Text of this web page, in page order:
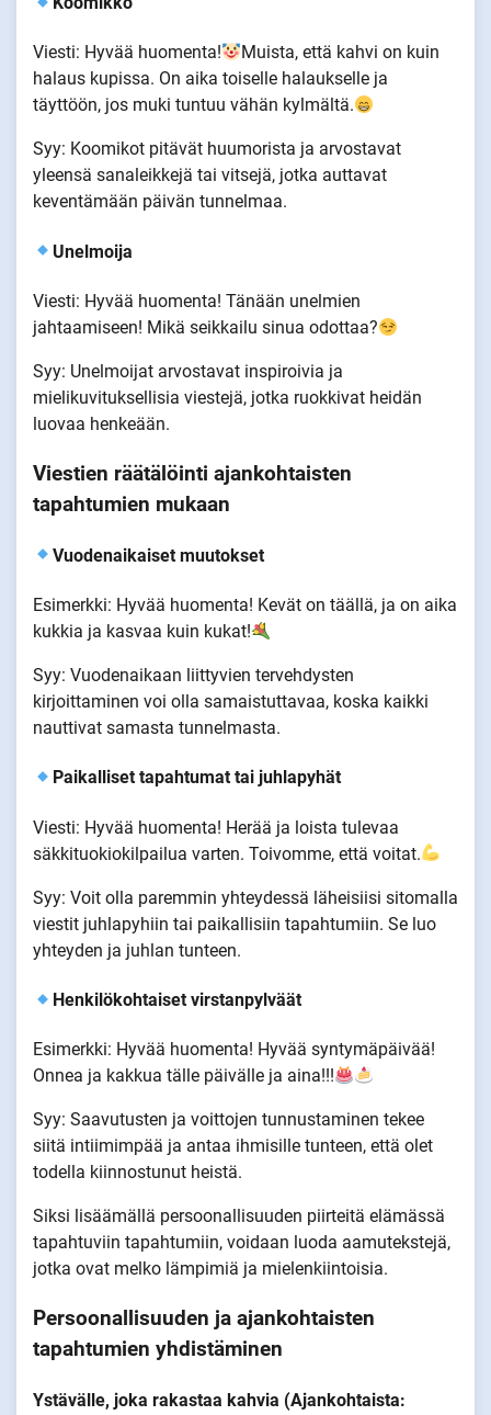
Viesti: Hyvää huomenta!
Muista, että kahvi on kuin
halaus kupissa. On aika toiselle halaukselle ja
täyttöön, jos muki tuntuu vähän kylmältä.
Syy: Koomikot pitävät huumorista ja arvostavat
yleensä sanaleikkejä tai vitsejä, jotka auttavat
keventämään päivän tunnelmaa.
Unelmoija
Viesti: Hyvää huomenta! Tänään unelmien
jahtaamiseen! Mikä seikkailu sinua odottaa?
Syy: Unelmoijat arvostavat inspiroivia ja
mielikuvituksellisia viestejä, jotka ruokkivat heidän
luovaa henkeään.
Viestien räätälöinti ajankohtaisten
tapahtumien mukaan
Vuodenaikaiset muutokset
Esimerkki: Hyvää huomenta! Kevät on täällä, ja on aika
kukkia ja kasvaa kuin kukat!
Syy: Vuodenaikaan liittyvien tervehdysten
kirjoittaminen voi olla samaistuttavaa, koska kaikki
nauttivat samasta tunnelmasta.
Paikalliset tapahtumat tai juhlapyhät
Viesti: Hyvää huomenta! Herää ja loista tulevaa
säkkituokiokilpailua varten. Toivomme, että voitat.
Syy: Voit olla paremmin yhteydessä läheisiisi sitomalla
viestit juhlapyhiin tai paikallisiin tapahtumiin. Se luo
yhteyden ja juhlan tunteen.
Henkilökohtaiset virstanpylväät
Esimerkki: Hyvää huomenta! Hyvää syntymäpäivää!
Onnea ja kakkua tälle päivälle ja aina!!!
Syy: Saavutusten ja voittojen tunnustaminen tekee
siitä intiimimpää ja antaa ihmisille tunteen, että olet
todella kiinnostunut heistä.
Siksi lisäämällä persoonallisuuden piirteitä elämässä
tapahtuviin tapahtumiin, voidaan luoda aamutekstejä,
jotka ovat melko lämpimiä ja mielenkiintoisia.
Persoonallisuuden ja ajankohtaisten
tapahtumien yhdistäminen
Ystävälle, joka rakastaa kahvia (Ajankohtaista: